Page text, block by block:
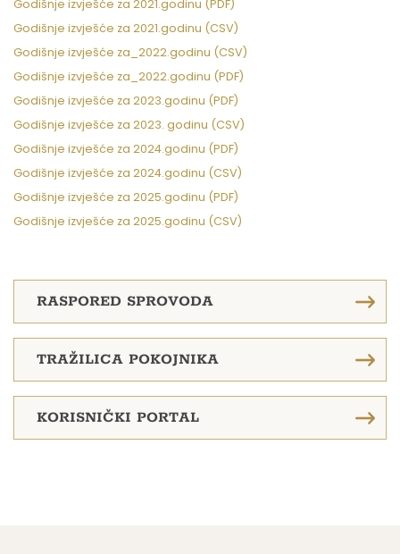
Godišnje izvješće za 2021.godinu (PDF)
Godišnje izvješće za 2021.godinu (CSV)
Godišnje izvješće za_2022.godinu (CSV)
Godišnje izvješće za_2022.godinu (PDF)
Godišnje izvješće za 2023.godinu (PDF)
Godišnje izvješće za 2023. godinu (CSV)
Godišnje izvješće za 2024.godinu (PDF)
Godišnje izvješće za 2024.godinu (CSV)
Godišnje izvješće za 2025.godinu (PDF)
Godišnje izvješće za 2025.godinu (CSV)
RASPORED SPROVODA
TRAŽILICA POKOJNIKA
KORISNIČKI PORTAL